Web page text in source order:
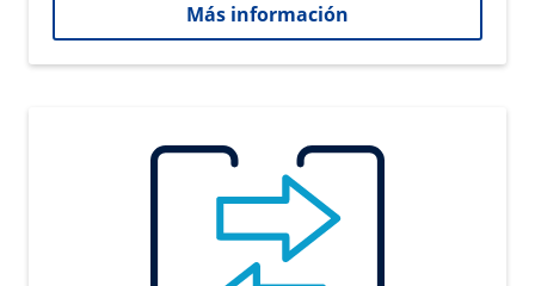
Más información